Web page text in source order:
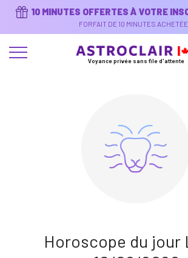
10 MINUTES OFFERTES À VOTRE
FORFAIT DE 10 MINUTES
Voyance privée sans file d'attente
Horoscope du jour